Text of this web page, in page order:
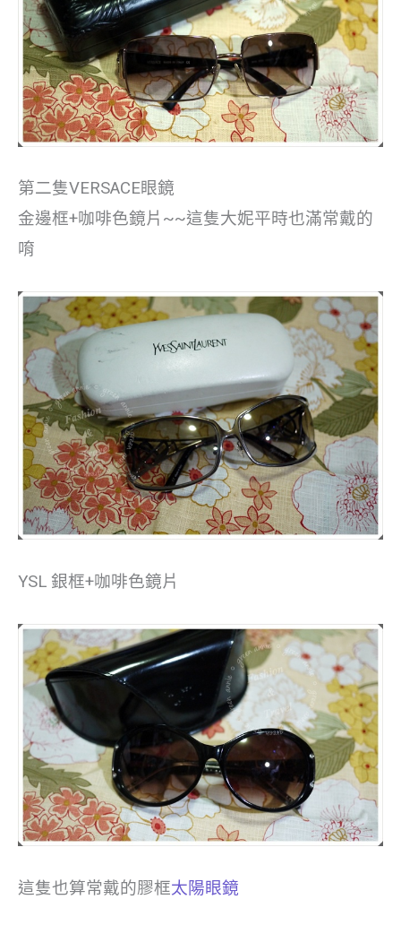
第二隻VERSACE眼鏡
金邊框+咖啡色鏡片~~這隻大妮平時也滿常戴的
唷
YSL 銀框+咖啡色鏡片
這隻也算常戴的膠框太陽眼鏡